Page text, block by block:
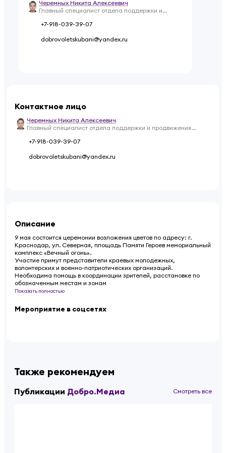
Черемных Никита Алексеевич
Главный специалист отдела поддержки и
деятельности
+7-918-039-39-07
dobrovoletskubani@yandex.ru
Контактное лицо
Черемных Никита Алексеевич
Главный специалист отдела поддержки и продвижения
+7-918-039-39-07
dobrovoletskubani@yandex.ru
Описание
9 мая состоится церемонии возложения цветов по адресу: г.
Краснодар, ул. Северная, площадь Памяти Героев мемориальный
комплекс «Вечный огонь».
Участие примут представители краевых молодежных,
волонтерских и военно-патриотических организаций.
Необходима помощь в координации зрителей, расстановке по
обозначенным местам и зонам
Показать полностью
Мероприятие в соцсетях
Также рекомендуем
Публикации Добро.Медиа Смотреть все